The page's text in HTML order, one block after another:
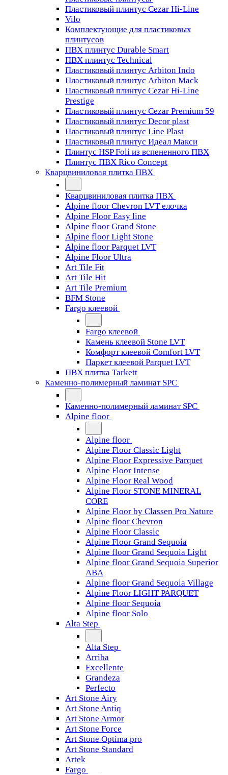
Пластиковый плинтус Cezar Hi-Line
Vilo
Комплектующие для пластиковых
плинтусов
ПВХ плинтус Durable Smart
ПВХ плинтус Technical
Пластиковый плинтус Arbiton Indo
Пластиковый плинтус Arbiton Mack
Пластиковый плинтус Cezar Hi-Line
Prestige
Пластиковый плинтус Cezar Premium 59
Пластиковый плинтус Decor plast
Пластиковый плинтус Line Plast
Пластиковый плинтус Идеал Макси
Плинтус HSP Foli из вспененного ПВХ
Плинтус ПВХ Rico Concept
Кварцвиниловая плитка ПВХ
Кварцвиниловая плитка ПВХ
Alpine floor Chevron LVT елочка
Alpine Floor Easy line
Alpine floor Grand Stone
Alpine floor Light Stone
Alpine floor Parquet LVT
Alpine Floor Ultra
Art Tile Fit
Art Tile Hit
Art Tile Premium
BFM Stone
Fargo клеевой
Fargo клеевой
Камень клеевой Stone LVT
Комфорт клеевой Comfort LVT
Паркет клеевой Parquet LVT
ПВХ плитка Tarkett
Каменно-полимерный ламинат SPC
Каменно-полимерный ламинат SPC
Alpine floor
Alpine floor
Alpine Floor Classic Light
Alpine Floor Expressive Parquet
Alpine Floor Intense
Alpine Floor Real Wood
Alpine Floor STONE MINERAL
CORE
Alpine Floor by Classen Pro Nature
Alpine floor Chevron
Alpine Floor Classic
Alpine Floor Grand Sequoia
Alpine floor Grand Sequoia Light
Alpine floor Grand Sequoia Superior
ABA
Alpine floor Grand Sequoia Village
Alpine Floor LIGHT PARQUET
Alpine floor Sequoia
Alpine floor Solo
Alta Step
Alta Step
Arriba
Excellente
Grandeza
Perfecto
Art Stone Airy
Art Stone Antiq
Art Stone Armor
Art Stone Force
Art Stone Optima pro
Art Stone Standard
Artek
Fargo